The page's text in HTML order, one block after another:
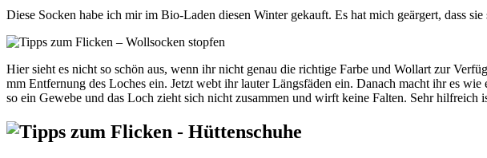
Diese Socken habe ich mir im Bio-Laden diesen Winter gekauft. Es hat mich geärgert, dass
Hier sieht es nicht so schön aus, wenn ihr nicht genau die richtige Farbe und Wollart zur
mm Entfernung des Loches ein. Jetzt webt ihr lauter Längsfäden ein. Danach macht ihr es
so ein Gewebe und das Loch zieht sich nicht zusammen und wirft keine Falten. Sehr hilfreich